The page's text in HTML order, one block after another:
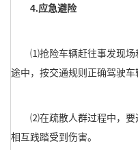
4.应急避险
⑴抢险车辆赶往事发现场
途中，按交通规则正确驾驶车
⑵在疏散人群过程中，要
相互践踏受到伤害。